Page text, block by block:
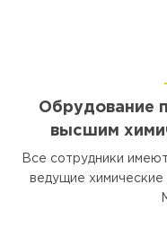
Обрудование
высшим
Все сотрудники
ведущие